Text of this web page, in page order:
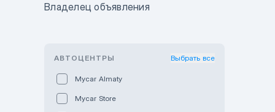
Владелец объявления
АВТОЦЕНТРЫ Выбрать все
Mycar Almaty
Mycar Store